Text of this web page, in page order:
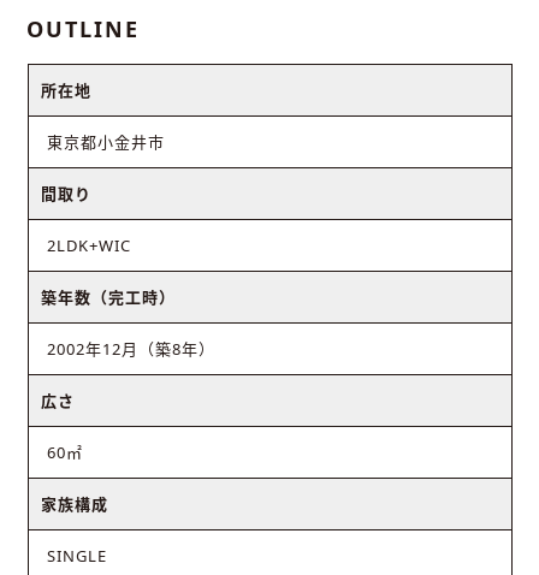
OUTLINE
所在地
東京都小金井市
間取り
2LDK+WIC
築年数（完工時）
2002年12月（築8年）
広さ
60㎡
家族構成
SINGLE